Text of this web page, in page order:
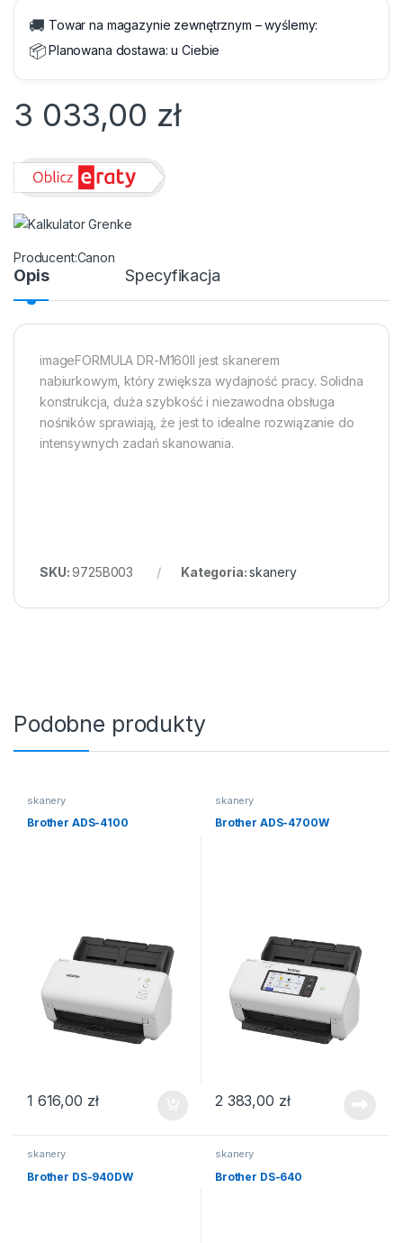
🚚 Towar na magazynie zewnętrznym – wyślemy:
📦Planowana dostawa:u Ciebie
3 033,00 zł
Canon
Opis Specyfikacja
imageFORMULA DR-M160II jest skanerem
nabiurkowym, który zwiększa wydajność pracy. Solidna
konstrukcja, duża szybkość i niezawodna obsługa
nośników sprawiają, że jest to idealne rozwiązanie do
intensywnych zadań skanowania.
SKU:9725B003 Kategoria:skanery
Podobne produkty
skanery
Brother ADS-4100
1 616,00 zł
skanery
Brother ADS-4700W
2 383,00 zł
skanery
Brother DS-940DW
skanery
Brother DS-640